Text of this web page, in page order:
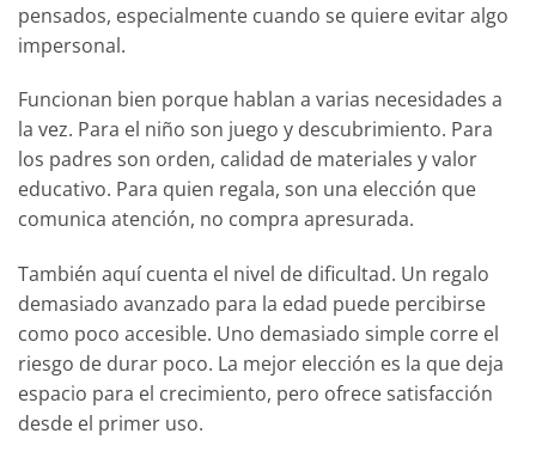
pensados, especialmente cuando se quiere evitar algo
impersonal.
Funcionan bien porque hablan a varias necesidades a
la vez. Para el niño son juego y descubrimiento. Para
los padres son orden, calidad de materiales y valor
educativo. Para quien regala, son una elección que
comunica atención, no compra apresurada.
También aquí cuenta el nivel de dificultad. Un regalo
demasiado avanzado para la edad puede percibirse
como poco accesible. Uno demasiado simple corre el
riesgo de durar poco. La mejor elección es la que deja
espacio para el crecimiento, pero ofrece satisfacción
desde el primer uso.